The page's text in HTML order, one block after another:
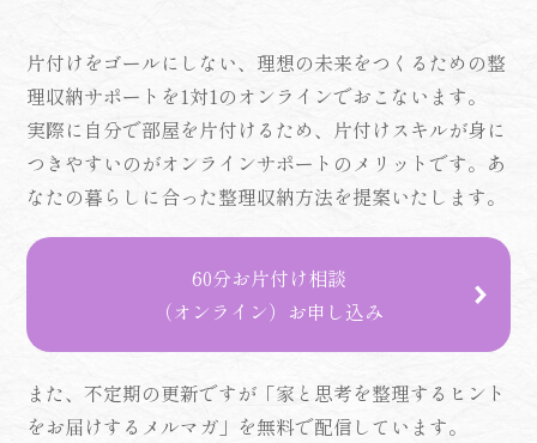
片付けをゴールにしない、理想の未来をつくるための整
理収納サポートを1対1のオンラインでおこないます。
実際に自分で部屋を片付けるため、片付けスキルが身に
つきやすいのがオンラインサポートのメリットです。あ
なたの暮らしに合った整理収納方法を提案いたします。
60分お片付け相談
（オンライン）お申し込み
また、不定期の更新ですが「家と思考を整理するヒント
をお届けするメルマガ」を無料で配信しています。